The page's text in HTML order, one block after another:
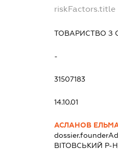
riskFactors.title
ТОВАРИСТВО З
-
31507183
14.10.01
АСЛАНОВ
ВІТОВСЬКИЙ Р-